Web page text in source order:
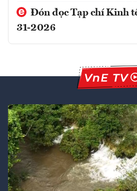
Đón đọc Tạp chí Kinh
31-2026